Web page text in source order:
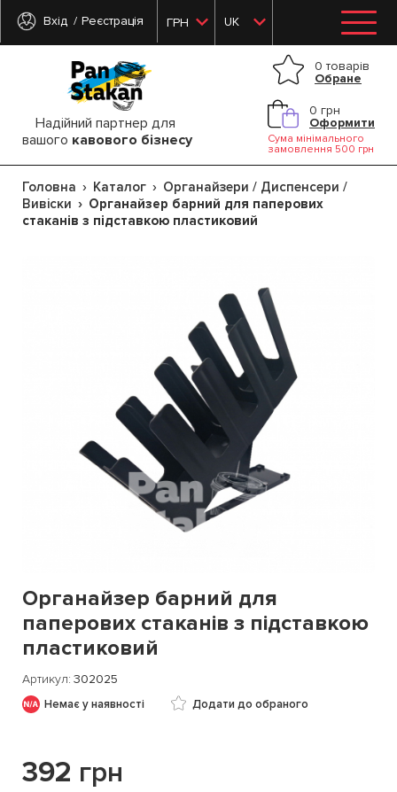
Вхід Реєстрація ГРН UK
Надійний партнер для
вашого кавового бізнесу
0 товарів
Обране
0 грн
Оформити
Сума мінімального
замовлення 500 грн
Головна Каталог
Органайзери / Диспенсери /
Вивіски
Органайзер барний для паперових
стаканів з підставкою пластиковий
Органайзер барний для
паперових стаканів з підставкою
пластиковий
Артикул 302025
Немає у наявності Додати до обраного
392 грн